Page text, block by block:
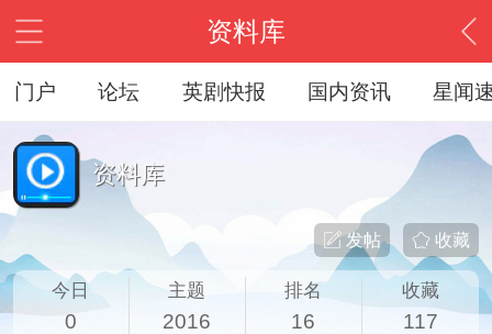
资料库
门户 论坛 英剧快报 国内资讯 星闻
资料库
收藏
发帖
今日
0
主题
2016
排名
16
收藏
117